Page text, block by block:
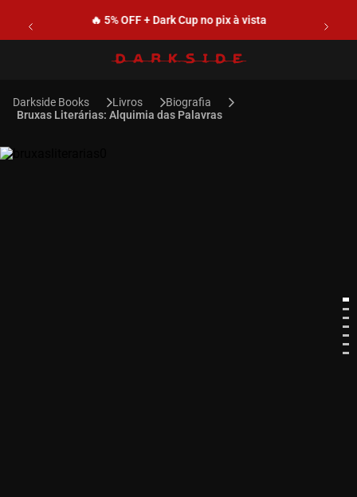
🔥 5% OFF + Dark Cup no pix à vista
Livros
Biografia
Bruxas Literárias: Alquimia das Palavras